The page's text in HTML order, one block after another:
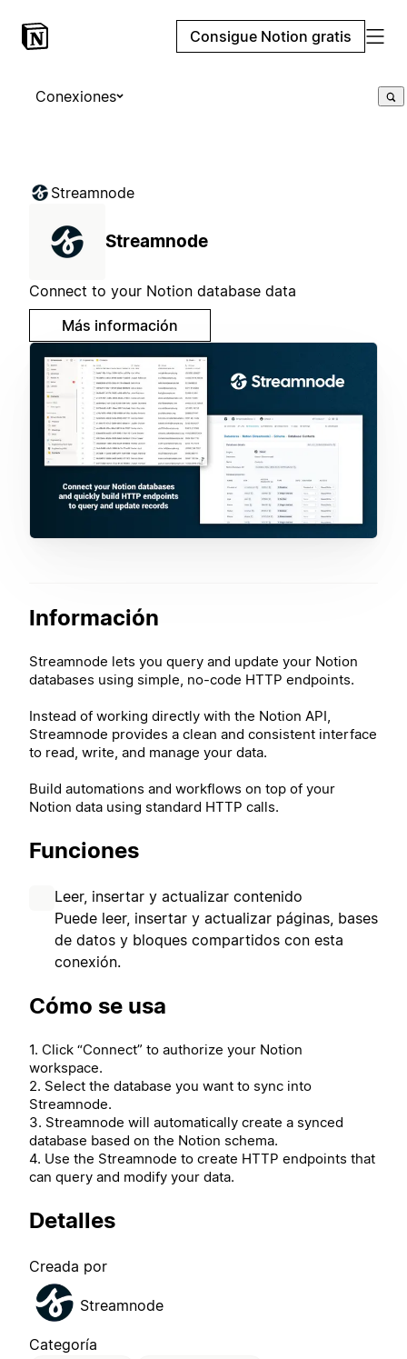
Consigue Notion gratis
Conexiones
Streamnode
Streamnode
Connect to your Notion database data
Más información
Información
Streamnode lets you query and update your Notion
databases using simple, no-code HTTP endpoints.
Instead of working directly with the Notion API,
Streamnode provides a clean and consistent interface
to read, write, and manage your data.
Build automations and workflows on top of your
Notion data using standard HTTP calls.
Funciones
Leer, insertar y actualizar contenido
Puede leer, insertar y actualizar páginas, bases
de datos y bloques compartidos con esta
conexión.
Cómo se usa
1. Click “Connect” to authorize your Notion
workspace.
2. Select the database you want to sync into
Streamnode.
3. Streamnode will automatically create a synced
database based on the Notion schema.
4. Use the Streamnode to create HTTP endpoints that
can query and modify your data.
Detalles
Creada por
Streamnode
Categoría